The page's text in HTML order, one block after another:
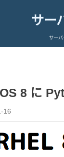
サー
サー
8 に
16